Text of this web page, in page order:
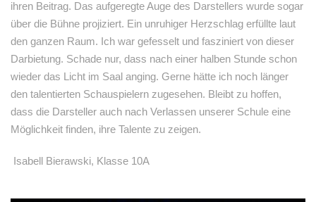
ihren Beitrag. Das aufgeregte Auge des Darstellers wurde sogar
über die Bühne projiziert. Ein unruhiger Herzschlag erfüllte laut
den ganzen Raum. Ich war gefesselt und fasziniert von dieser
Darbietung. Schade nur, dass nach einer halben Stunde schon
wieder das Licht im Saal anging. Gerne hätte ich noch länger
den talentierten Schauspielern zugesehen. Bleibt zu hoffen,
dass die Darsteller auch nach Verlassen unserer Schule eine
Möglichkeit finden, ihre Talente zu zeigen.
Isabell Bierawski, Klasse 10A